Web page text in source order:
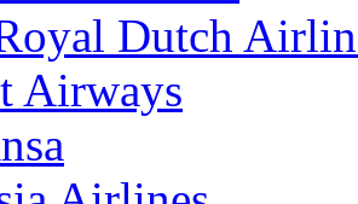
Dutch
Airways